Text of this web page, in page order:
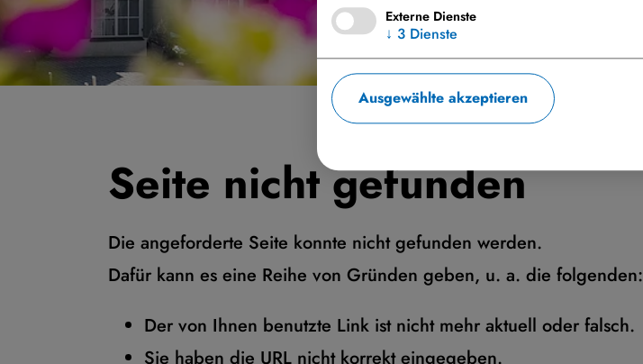
Seite nicht gefunden
Die angeforderte Seite konnte nicht gefunden werden.
Dafür kann es eine Reihe von Gründen geben, u. a. die folgenden:
Der von Ihnen benutzte Link ist nicht mehr aktuell oder falsch.
Sie haben die URL nicht korrekt eingegeben.
Externe Dienste
↓ 3 Dienste
Ausgewählte akzeptieren